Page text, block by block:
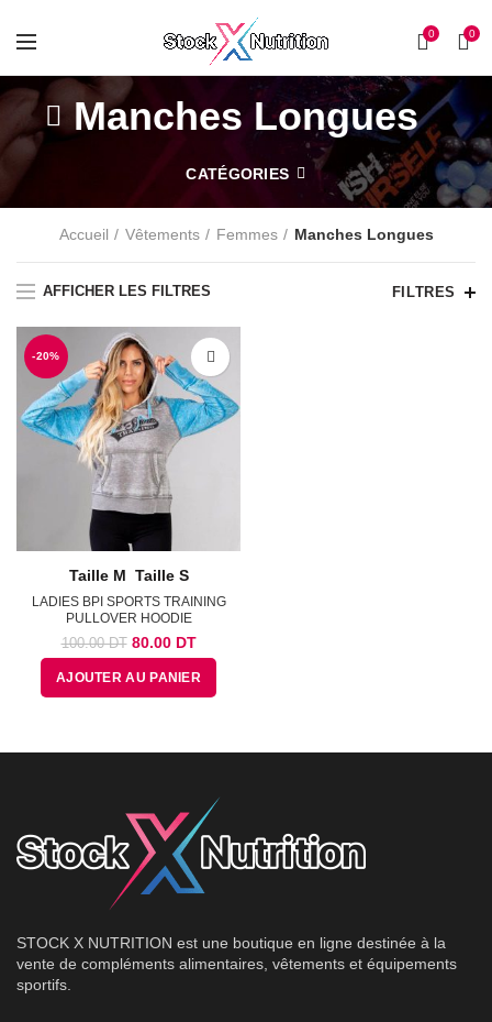
0 0
Manches Longues
CATÉGORIES
Accueil Vêtements Femmes Manches Longues
AFFICHER LES FILTRES FILTRES
-20%
Taille M Taille S
LADIES BPI SPORTS TRAINING
PULLOVER HOODIE
100.00DT Le
prix
initial
était :
80.00DTLe
prix
actuel
est :
AJOUTER AU PANIER
STOCK X NUTRITION est une boutique en ligne destinée à la
vente de compléments alimentaires, vêtements et équipements
sportifs.